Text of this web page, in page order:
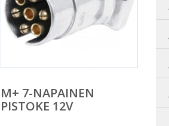
M+ 7-NAPAINEN
PISTOKE 12V